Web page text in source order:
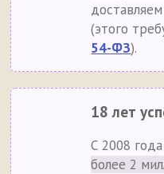
(этого
54-ФЗ).
18 лет
С 2008
более 2